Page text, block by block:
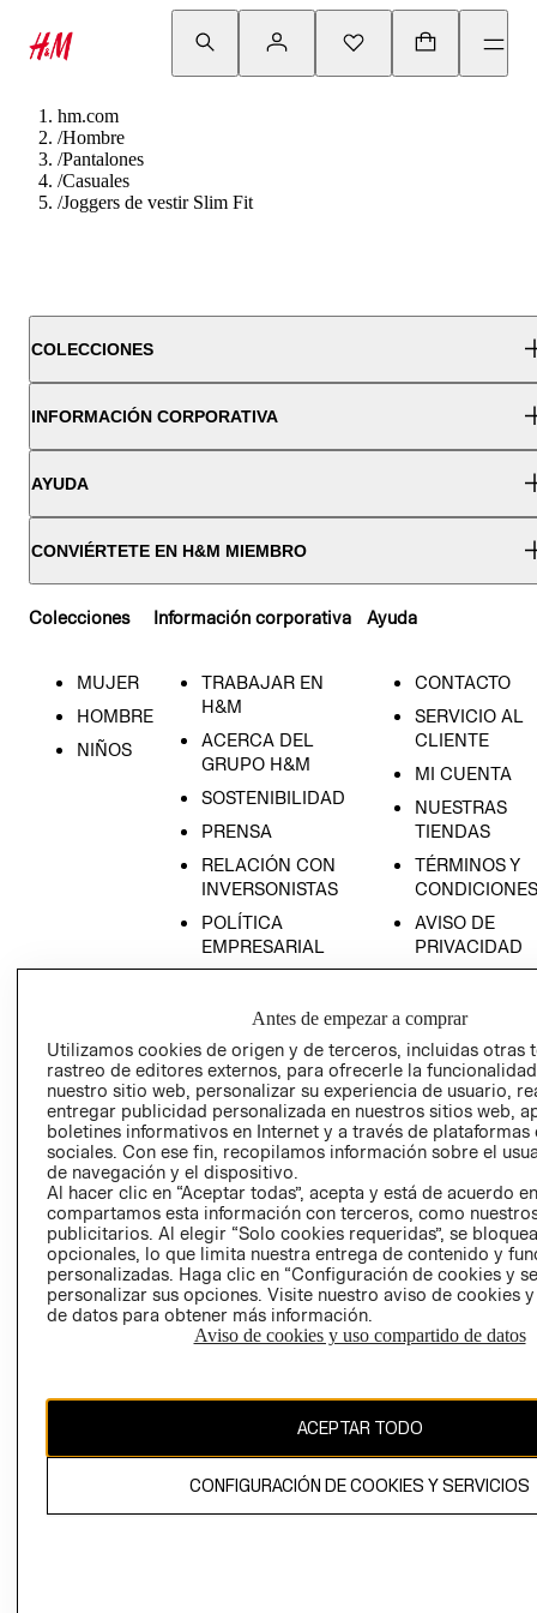
hm.com
/Hombre
/Pantalones
/Casuales
/Joggers de vestir Slim Fit
COLECCIONES
INFORMACIÓN CORPORATIVA
AYUDA
CONVIÉRTETE EN H&M MIEMBRO
Colecciones
MUJER
HOMBRE
NIÑOS
Información corporativa
TRABAJAR EN
H&M
ACERCA DEL
GRUPO H&M
SOSTENIBILIDAD
PRENSA
RELACIÓN CON
INVERSONISTAS
POLÍTICA
EMPRESARIAL
Ayuda
CONTACTO
SERVICIO AL
CLIENTE
MI CUENTA
NUESTRAS
TIENDAS
TÉRMINOS Y
CONDICIONES
AVISO DE
PRIVACIDAD
AVISO DE
LIBRO DE
Ecuador ($)
CAMBIAR REGIÓN
propiedad de H&M Hennes & Mauritz AB.
Antes de empezar a comprar
Utilizamos cookies de origen y de terceros, incluidas otras
rastreo de editores externos, para ofrecerle la
nuestro sitio web, personalizar su experiencia de usuario,
entregar publicidad personalizada en nuestros sitios web,
boletines informativos en Internet y a través de plataformas
sociales. Con ese fin, recopilamos información sobre el
de navegación y el dispositivo.
Al hacer clic en “Aceptar todas”, acepta y está de acuerdo
compartamos esta información con terceros, como
publicitarios. Al elegir “Solo cookies requeridas”, se
opcionales, lo que limita nuestra entrega de contenido y
personalizadas. Haga clic en “Configuración de cookies y
personalizar sus opciones. Visite nuestro aviso de cookies
de datos para obtener más información.
Aviso de cookies y uso compartido de datos
ACEPTAR TODO
CONFIGURACIÓN DE COOKIES Y SERVICIOS